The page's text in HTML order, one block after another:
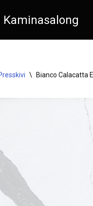
Kaminasalong
\ Bianco Calacatta